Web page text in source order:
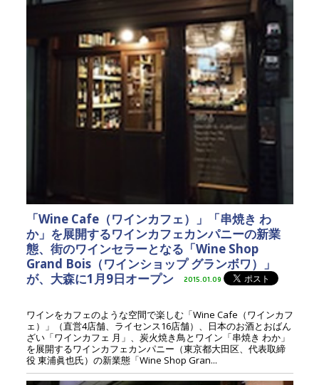
「Wine Cafe（ワインカフェ）」「串焼き わ
か」を展開するワインカフェカンパニーの新業
態、街のワインセラーとなる「Wine Shop
Grand Bois（ワインショップ グランボワ）」
が、大森に1月9日オープン
2015.01.09
ワインをカフェのような空間で楽しむ「Wine Cafe（ワインカフ
ェ）」（直営4店舗、ライセンス16店舗）、日本のお酒とおばん
ざい「ワインカフェ 月」、炭火焼き鳥とワイン「串焼き わか」
を展開するワインカフェカンパニー（東京都大田区、代表取締
役 東浦眞也氏）の新業態「Wine Shop Gran...